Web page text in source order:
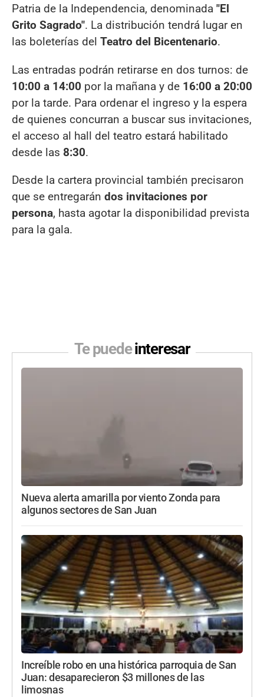
Patria de la Independencia, denominada "El
Grito Sagrado". La distribución tendrá lugar en
las boleterías del Teatro del Bicentenario.
Las entradas podrán retirarse en dos turnos: de
10:00 a 14:00 por la mañana y de 16:00 a 20:00
por la tarde. Para ordenar el ingreso y la espera
de quienes concurran a buscar sus invitaciones,
el acceso al hall del teatro estará habilitado
desde las 8:30.
Desde la cartera provincial también precisaron
que se entregarán dos invitaciones por
persona, hasta agotar la disponibilidad prevista
para la gala.
Te puedeinteresar
Nueva alerta amarilla por viento Zonda para
algunos sectores de San Juan
Increíble robo en una histórica parroquia de San
Juan: desaparecieron $3 millones de las
limosnas